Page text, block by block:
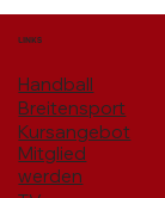
LINKS
Kursangebot
Breitensport
Handball
Mitglied
werden